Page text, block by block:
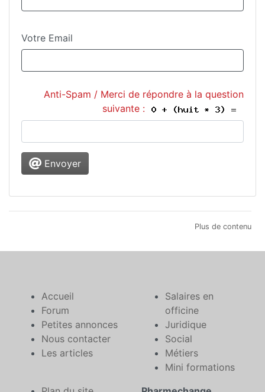
Votre Email
Anti-Spam / Merci de répondre à la question
suivante :
Envoyer
Plus de contenu
Accueil
Forum
Petites annonces
Nous contacter
Les articles
Salaires en
officine
Juridique
Social
Métiers
Mini formations